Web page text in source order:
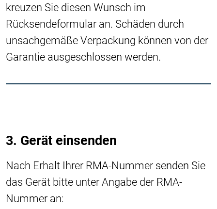
kreuzen Sie diesen Wunsch im
Rücksendeformular an. Schäden durch
unsachgemäße Verpackung können von der
Garantie ausgeschlossen werden.
3. Gerät einsenden
Nach Erhalt Ihrer RMA-Nummer senden Sie
das Gerät bitte unter Angabe der RMA-
Nummer an: